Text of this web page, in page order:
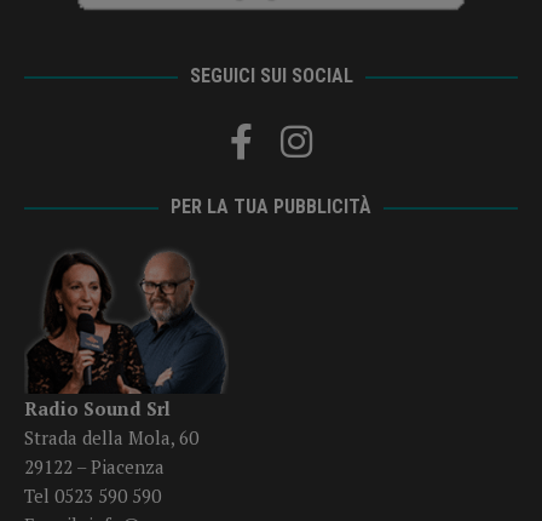
SEGUICI SUI SOCIAL
PER LA TUA PUBBLICITÀ
Radio Sound Srl
Strada della Mola, 60
29122 – Piacenza
Tel 0523 590 590